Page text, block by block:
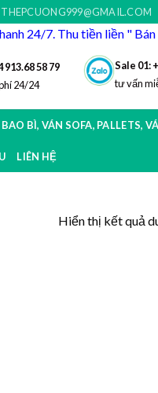
THEPCUONG999@GMAIL.COM
24/7. Thu tiền liền "
58 79
24/24
Sale 01:
tư vấn
BÌ, VÁN SOFA, PALLETS,
LIÊN HỆ
Hiển thị kết quả